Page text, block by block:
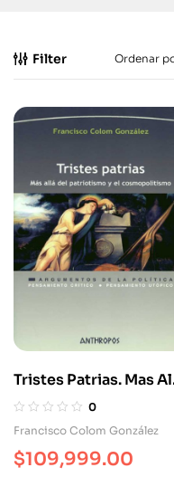
Filter
Tristes Patrias. Mas
Del Patriotismo Y El
Cosmopolitismo
0
Francisco Colom González
$109,999.00